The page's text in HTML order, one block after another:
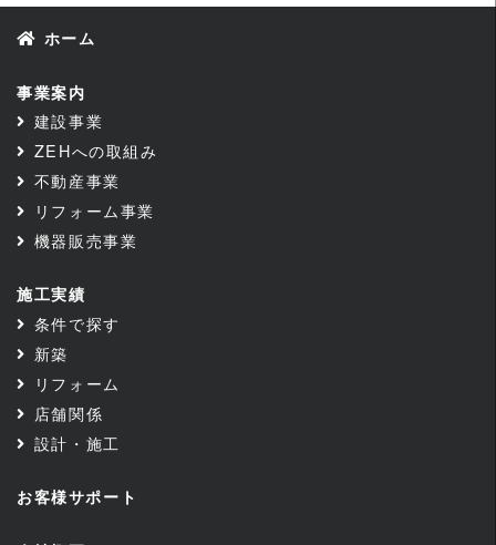
ホーム
事業案内
建設事業
ZEHへの取組み
不動産事業
リフォーム事業
機器販売事業
施工実績
条件で探す
新築
リフォーム
店舗関係
設計・施工
お客様サポート